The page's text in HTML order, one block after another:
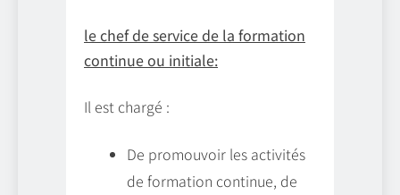
le chef de service de la formation
continue ou initiale:
Il est chargé :
De promouvoir les activités
de formation continue, de